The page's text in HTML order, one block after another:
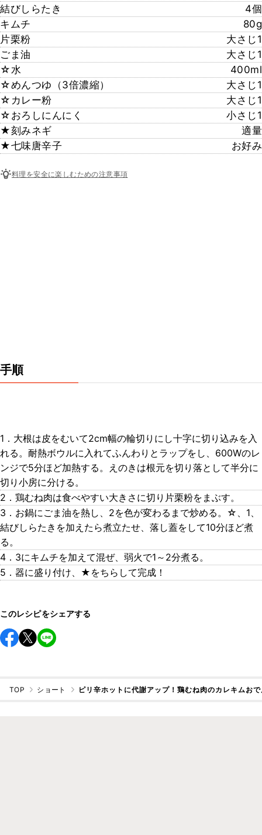
結びしらたき
4個
キムチ
80g
片栗粉
大さじ1
ごま油
大さじ1
☆水
400ml
☆めんつゆ（3倍濃縮）
大さじ1
☆カレー粉
大さじ1
☆おろしにんにく
小さじ1
★刻みネギ
適量
★七味唐辛子
お好み
料理を安全に楽しむための注意事項
手順
1．大根は皮をむいて2cm幅の輪切りにし十字に切り込みを入
れる。耐熱ボウルに入れてふんわりとラップをし、600Wのレ
ンジで5分ほど加熱する。えのきは根元を切り落として半分に
切り小房に分ける。
2．鶏むね肉は食べやすい大きさに切り片栗粉をまぶす。
3．お鍋にごま油を熱し、2を色が変わるまで炒める。☆、1、
結びしらたきを加えたら煮立たせ、落し蓋をして10分ほど煮
る。
4．3にキムチを加えて混ぜ、弱火で1～2分煮る。
5．器に盛り付け、★をちらして完成！
このレシピをシェアする
TOP ショート ピリ辛ホットに代謝アップ！鶏むね肉のカレキムお